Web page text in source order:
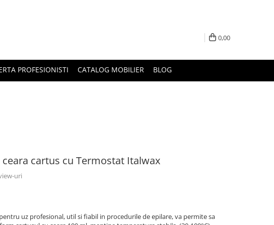
0,00
PROFESIONISTI CATALOG MOBILIER BLOG
cartus cu Termostat Italwax
uri
uz profesional, util si fiabil in procedurile de epilare, va permite sa